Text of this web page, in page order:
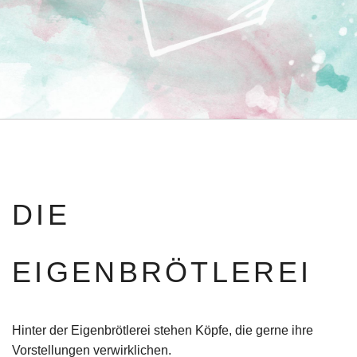
DIE
EIGENBRÖTLEREI
Hinter der Eigenbrötlerei stehen Köpfe, die gerne ihre
Vorstellungen verwirklichen.